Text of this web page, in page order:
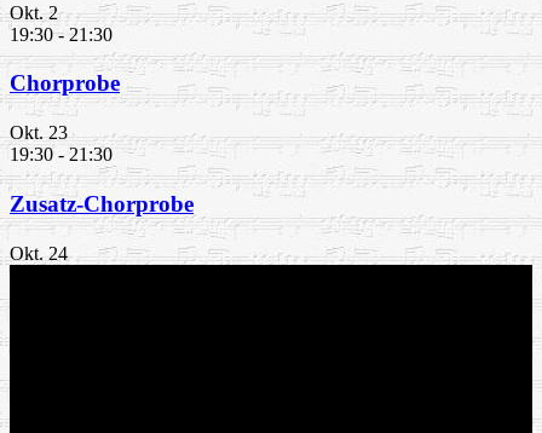
Okt.2
19:30- 21:30
Chorprobe
Okt.23
19:30 - 21:30
Zusatz-Chorprobe
Okt.24